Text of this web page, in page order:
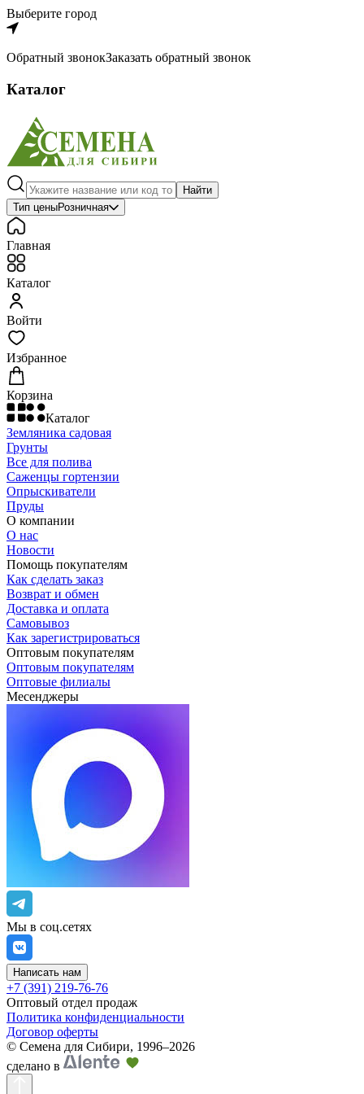
Выберите город
Обратный звонокЗаказать обратный звонок
Каталог
Найти
Тип ценыРозничная
Главная
Каталог
Войти
Избранное
Корзина
Каталог
Земляника садовая
Грунты
Все для полива
Саженцы гортензии
Опрыскиватели
Пруды
О компании
О нас
Новости
Помощь покупателям
Как сделать заказ
Возврат и обмен
Доставка и оплата
Самовывоз
Как зарегистрироваться
Оптовым покупателям
Оптовым покупателям
Оптовые филиалы
Месенджеры
Мы в соц.сетях
Написать нам
+7 (391) 219-76-76
Оптовый отдел продаж
Политика конфиденциальности
Договор оферты
© Семена для Сибири, 1996–2026
сделано в